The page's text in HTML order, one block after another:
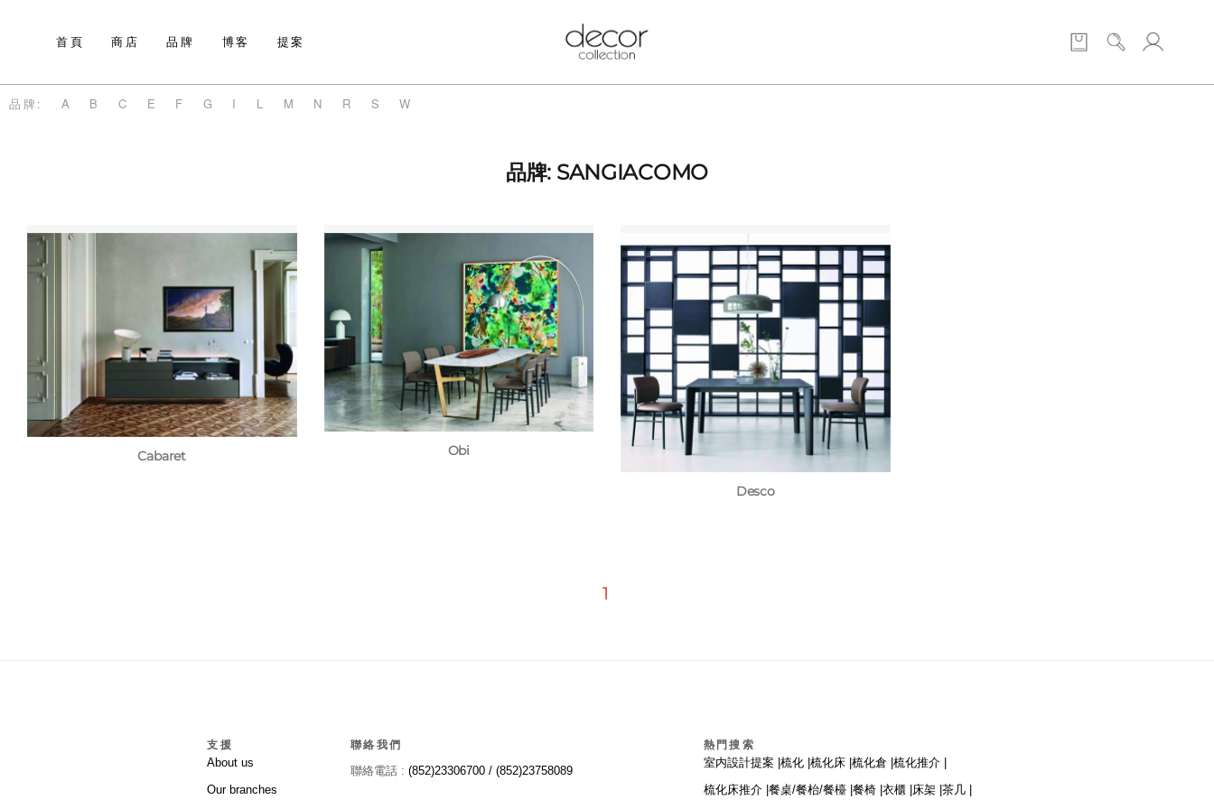
首頁 商店 品牌 博客 提案
品牌: A B C E F G I L M N R S W
品牌: SANGIACOMO
Cabaret Obi
Desco
1
支援
About us
Our branches
聯絡我們
聯絡電話 : (852)23306700 / (852)23758089
熱門搜索
室内設計提案 | 梳化 | 梳化床 | 梳化倉 | 梳化推介 |
梳化床推介 | 餐桌/餐枱/餐檯 | 餐椅 | 衣櫃 | 床架 | 茶几 |